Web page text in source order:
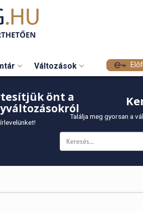
Változások
önt a
Találja meg gyorsan a